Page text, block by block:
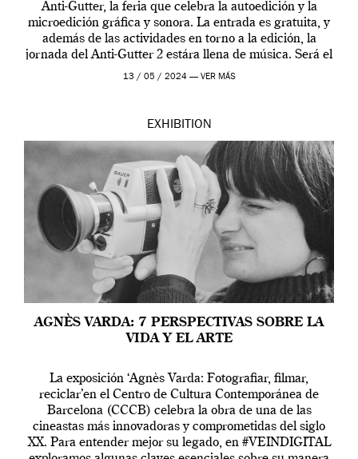
Anti-Gutter, la feria que celebra la autoedición y la
microedición gráfica y sonora. La entrada es gratuita, y
además de las actividades en torno a la edición, la
jornada del Anti-Gutter 2 estára llena de música. Será el
[…]
13 / 05 / 2024 — VER MÁS
EXHIBITION
AGNÈS VARDA: 7 PERSPECTIVAS SOBRE LA
VIDA Y EL ARTE
La exposición ‘Agnès Varda: Fotografiar, filmar,
reciclar’en el Centro de Cultura Contemporánea de
Barcelona (CCCB) celebra la obra de una de las
cineastas más innovadoras y comprometidas del siglo
XX. Para entender mejor su legado, en #VEINDIGITAL